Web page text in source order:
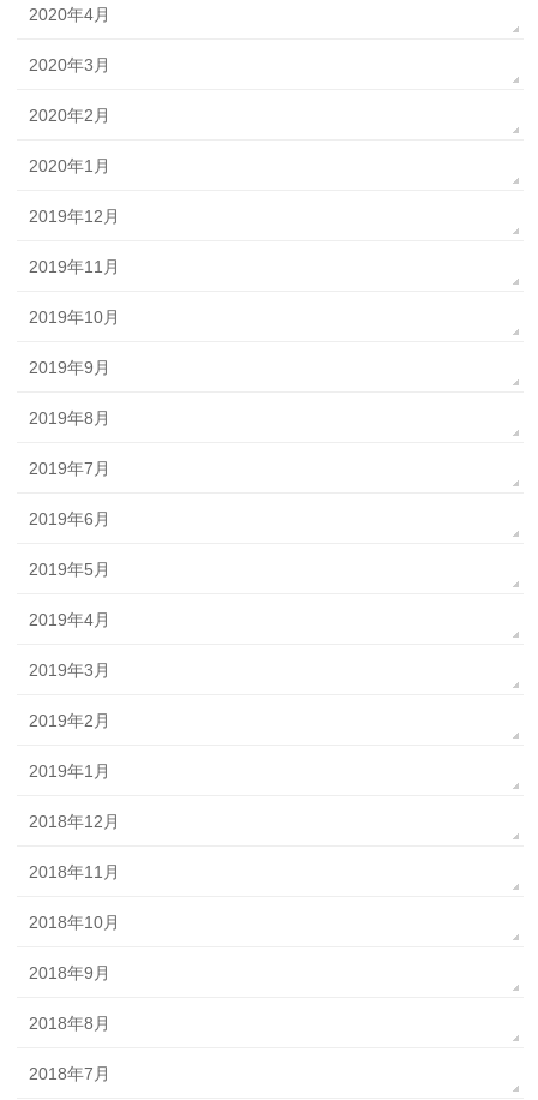
2020年4月
2020年3月
2020年2月
2020年1月
2019年12月
2019年11月
2019年10月
2019年9月
2019年8月
2019年7月
2019年6月
2019年5月
2019年4月
2019年3月
2019年2月
2019年1月
2018年12月
2018年11月
2018年10月
2018年9月
2018年8月
2018年7月